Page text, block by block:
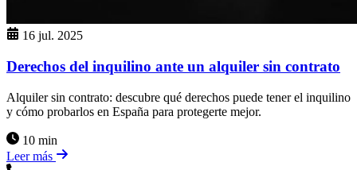
16 jul. 2025
Derechos del inquilino ante un alquiler sin contrato
Alquiler sin contrato: descubre qué derechos puede tener el inquilino
y cómo probarlos en España para protegerte mejor.
10 min
Leer más